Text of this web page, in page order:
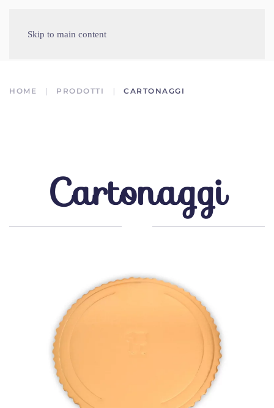
Skip to main content
HOME PRODOTTI CARTONAGGI
Cartonaggi